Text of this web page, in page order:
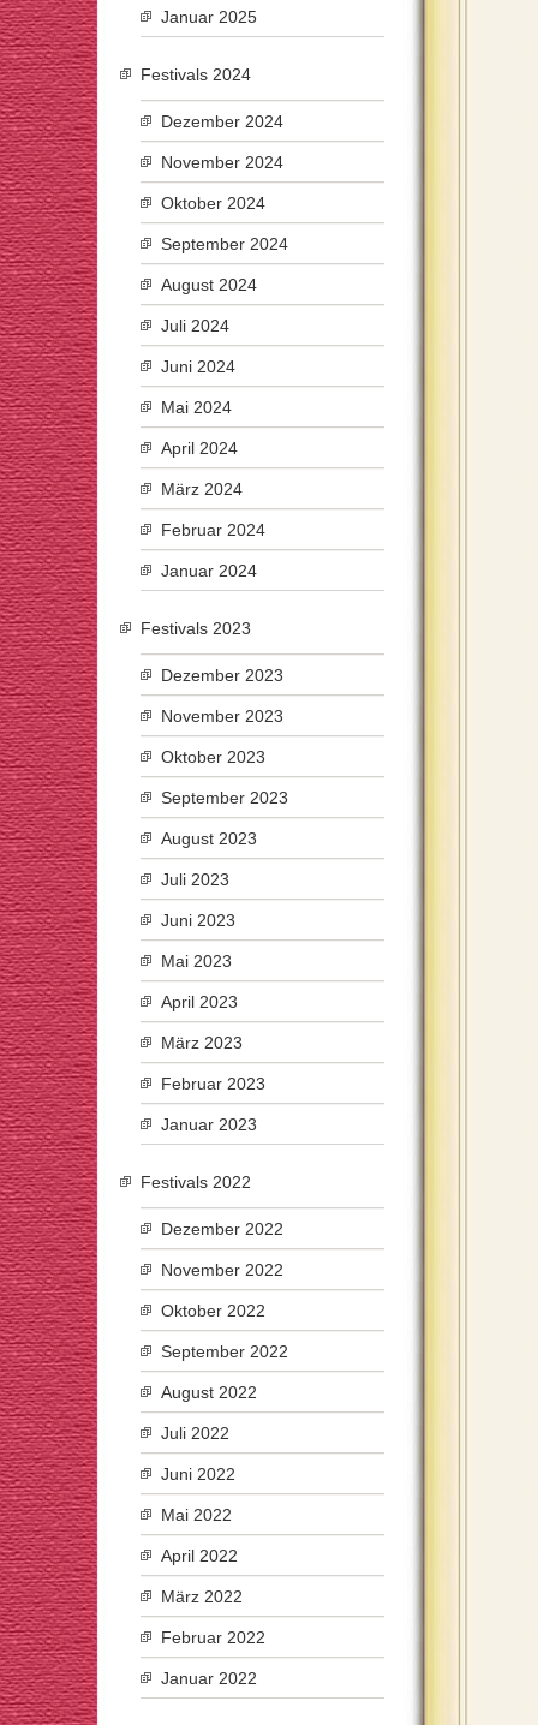
Januar 2025
Festivals 2024
Dezember 2024
November 2024
Oktober 2024
September 2024
August 2024
Juli 2024
Juni 2024
Mai 2024
April 2024
März 2024
Februar 2024
Januar 2024
Festivals 2023
Dezember 2023
November 2023
Oktober 2023
September 2023
August 2023
Juli 2023
Juni 2023
Mai 2023
April 2023
März 2023
Februar 2023
Januar 2023
Festivals 2022
Dezember 2022
November 2022
Oktober 2022
September 2022
August 2022
Juli 2022
Juni 2022
Mai 2022
April 2022
März 2022
Februar 2022
Januar 2022